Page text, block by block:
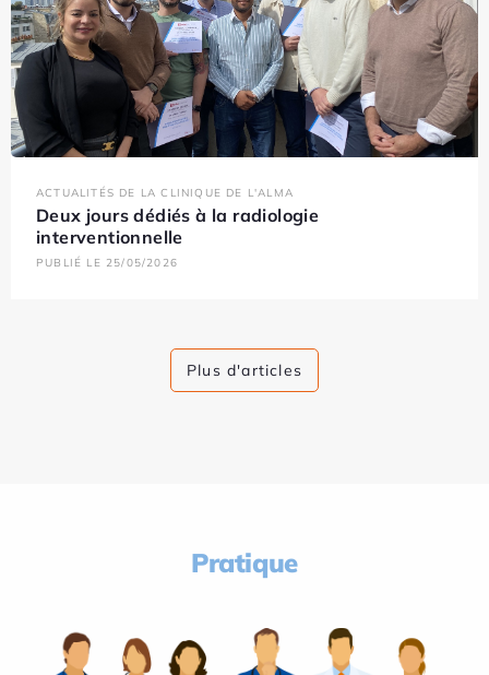
ACTUALITÉS DE LA CLINIQUE DE L'ALMA
Deux jours dédiés à la radiologie
interventionnelle
PUBLIÉ LE 25/05/2026
Plus d'articles
Pratique